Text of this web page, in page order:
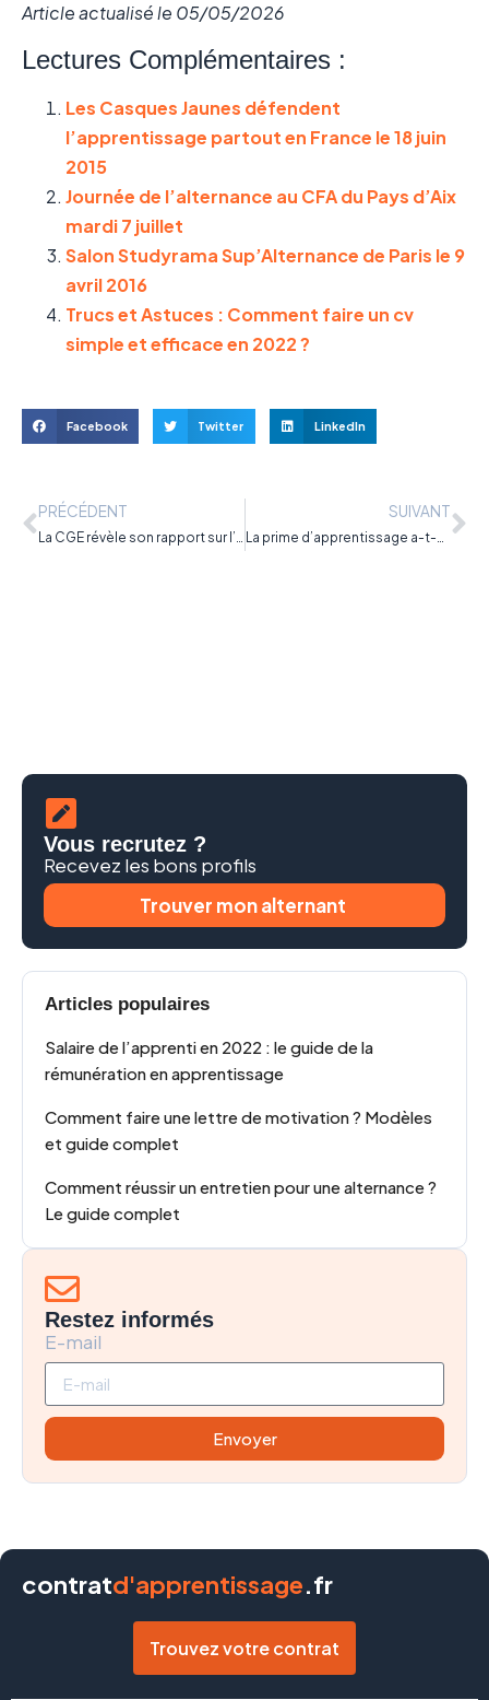
Article actualisé le 05/05/2026
Lectures Complémentaires :
Les Casques Jaunes défendent
l’apprentissage partout en France le 18 juin
2015
Journée de l’alternance au CFA du Pays d’Aix
mardi 7 juillet
Salon Studyrama Sup’Alternance de Paris le 9
avril 2016
Trucs et Astuces : Comment faire un cv
simple et efficace en 2022 ?
Facebook Twitter LinkedIn
PRÉCÉDENT SUIVANT
Vous recrutez ?
Recevez les bons profils
Trouver mon alternant
Articles populaires
Salaire de l’apprenti en 2022 : le guide de la
rémunération en apprentissage
Comment faire une lettre de motivation ? Modèles
et guide complet
Comment réussir un entretien pour une alternance ?
Le guide complet
Restez informés
E-mail
Envoyer
contratd'apprentissage.fr
Trouvez votre contrat